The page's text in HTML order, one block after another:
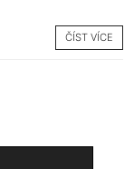
ČÍST VÍCE